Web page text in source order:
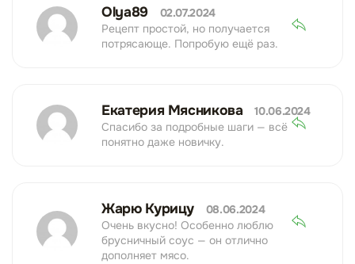
Olya89
02.07.2024
Рецепт простой, но получается
потрясающе. Попробую ещё раз.
Екатерия Мясникова
10.06.2024
Спасибо за подробные шаги — всё
понятно даже новичку.
Жарю Курицу
08.06.2024
Очень вкусно! Особенно люблю
брусничный соус — он отлично
дополняет мясо.